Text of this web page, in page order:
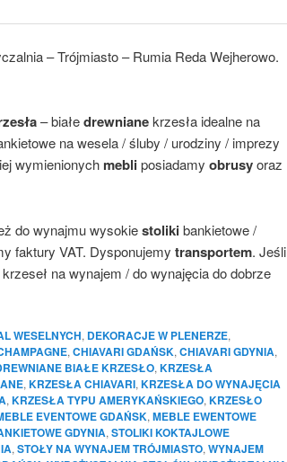
– Trójmiasto – Rumia Reda Wejherowo.
– białedrewnianekrzesła idealne na
na wesela / śluby / urodziny / imprezy
wymienionych mebliposiadamy obrusyoraz
do wynajmu wysokiestolikibankietowe /
faktury VAT. Dysponujemy transportem. Jeśli
na wynajem / do wynajęcia do dobrze
WESELNYCH, DEKORACJE W PLENERZE,
, CHIAVARI GDAŃSK, CHIAVARI GDYNIA,
BIAŁE KRZESŁO, KRZESŁA
, KRZESŁA CHIAVARI, KRZESŁA DO WYNAJĘCIA
, KRZESŁA TYPU AMERYKAŃSKIEGO, KRZESŁO
EVENTOWE GDAŃSK, MEBLE EWENTOWE
GDYNIA, STOLIKI KOKTAJLOWE
, STOŁY NA WYNAJEM TRÓJMIASTO, WYNAJEM